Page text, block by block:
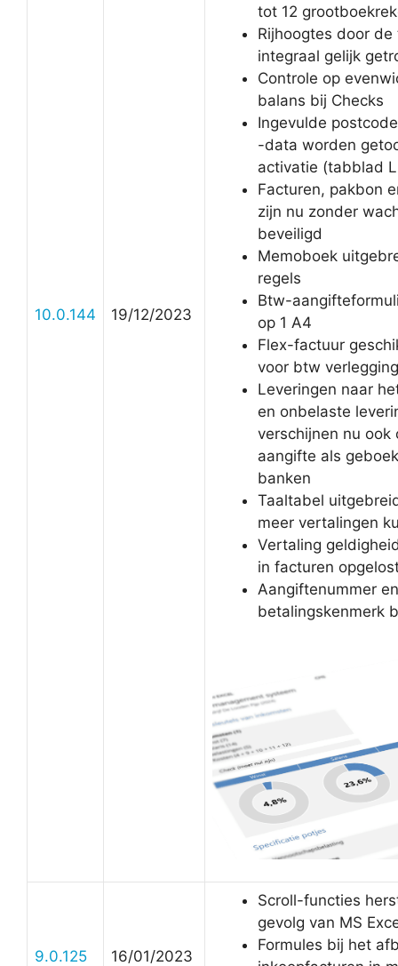
10.0.144 19/12/2023
tot 12
Rijhoogtes door
integraal gelijk
Controle op
balans bij Checks
Ingevulde
-data worden
activatie (tabblad
Facturen, pakbon
zijn nu zonder
beveiligd
Memoboek
regels
Btw-
op 1 A4
Flex-factuur
voor btw
Leveringen naar
en onbelaste
verschijnen nu
aangifte als
banken
Taaltabel
meer vertalingen
Vertaling
in facturen
Aangiftenummer en
betalingskenmerk
9.0.125 16/01/2023
Scroll-functies
gevolg van MS
Formules bij het